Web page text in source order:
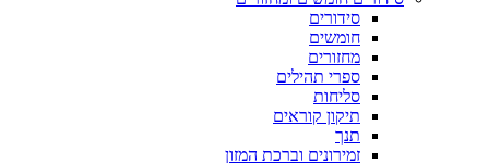
סידורים
חומשים
מחזורים
ספרי תהילים
סליחות
תיקון קוראים
תנך
זמירונים וברכת המזון